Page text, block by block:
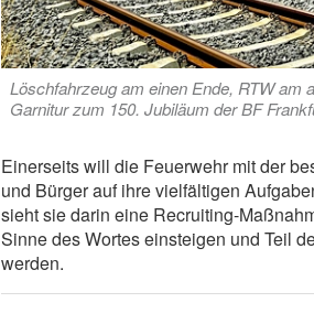
Löschfahrzeug am einen Ende, RTW am
Garnitur zum 150. Jubiläum der BF
Einerseits will die Feuerwehr mit der
und Bürger auf ihre vielfältigen
sieht sie darin eine Recruiting-
Sinne des Wortes einsteigen und Teil
werden.